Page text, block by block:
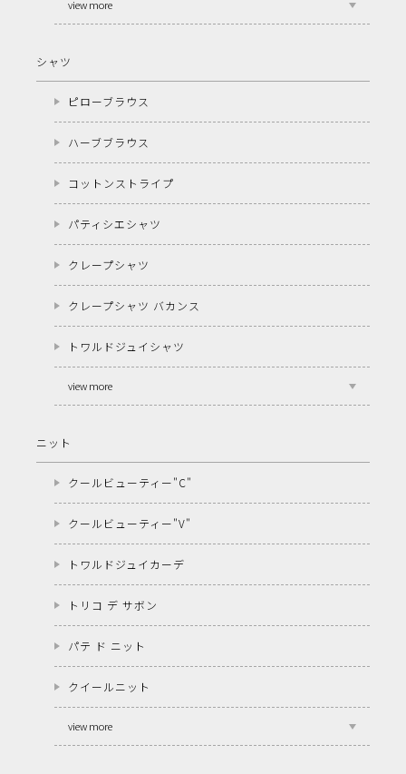
view more
シャツ
ピローブラウス
ハーブブラウス
コットンストライプ
パティシエシャツ
クレープシャツ
クレープシャツ バカンス
トワルドジュイシャツ
view more
ニット
クールビューティー"C"
クールビューティー"V"
トワルドジュイカーデ
トリコ デ サボン
パテ ド ニット
クイールニット
view more